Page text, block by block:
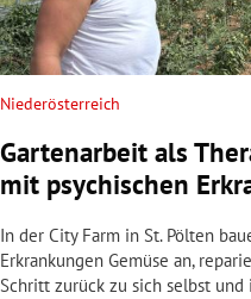
Niederösterreich
Gartenarbeit als
mit psychischen
In der City Farm in St. Pölten
Erkrankungen Gemüse an,
Schritt zurück zu sich selbst